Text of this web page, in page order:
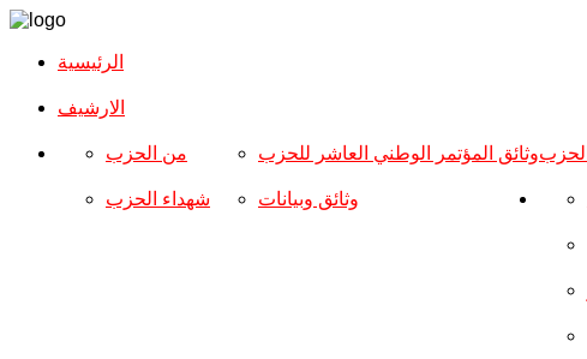
الرئيسية
الارشیف
الحزب من الحزب
شهداء الحزب
وثائق المؤتمر الوطني العاشر للحزب
وثائق وبيانات